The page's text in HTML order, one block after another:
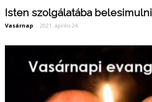
Isten szolgálatába belesimulni
Vasárnap - 2021. április 24.